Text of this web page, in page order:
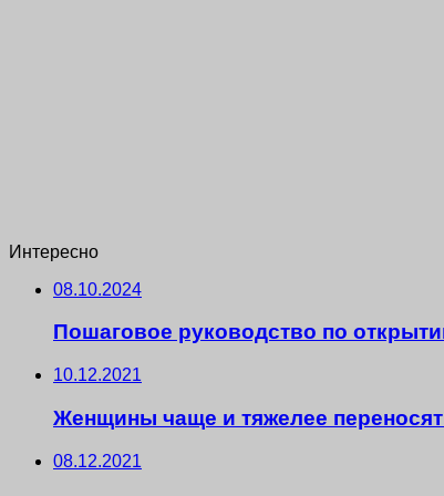
Интересно
08.10.2024
Пошаговое руководство по
10.12.2021
Женщины чаще и тяжелее
08.12.2021